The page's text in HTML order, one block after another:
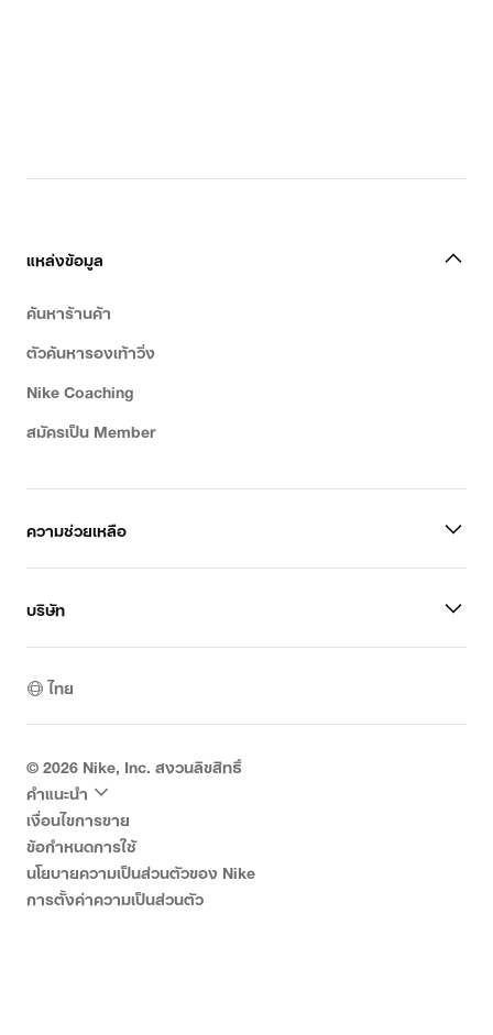
แหล่งข้อมูล
ค้นหาร้านค้า
ตัวค้นหารองเท้าวิ่ง
Nike Coaching
สมัครเป็น Member
ความช่วยเหลือ
บริษัท
ไทย
©2026Nike, Inc. สงวนลิขสิทธิ์
คำแนะนำ
เงื่อนไขการขาย
ข้อกำหนดการใช้
นโยบายความเป็นส่วนตัวของ Nike
การตั้งค่าความเป็นส่วนตัว